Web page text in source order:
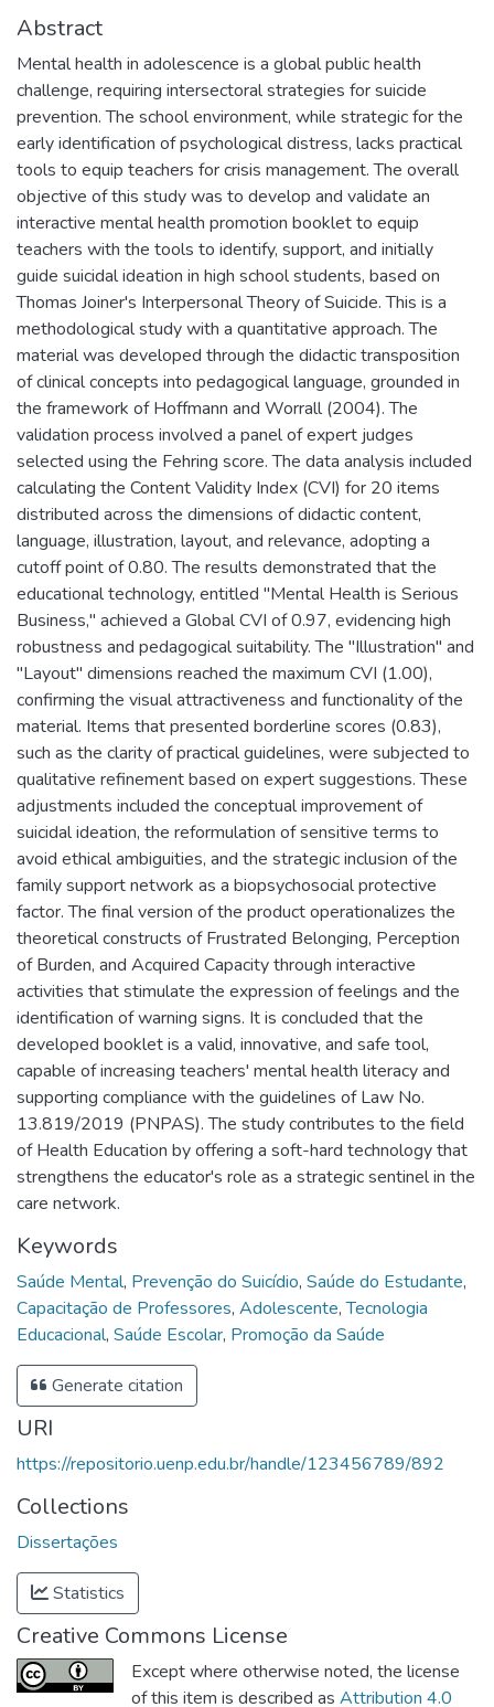
Abstract
Mental health in adolescence is a global public health
challenge, requiring intersectoral strategies for suicide
prevention. The school environment, while strategic for the
early identification of psychological distress, lacks practical
tools to equip teachers for crisis management. The overall
objective of this study was to develop and validate an
interactive mental health promotion booklet to equip
teachers with the tools to identify, support, and initially
guide suicidal ideation in high school students, based on
Thomas Joiner's Interpersonal Theory of Suicide. This is a
methodological study with a quantitative approach. The
material was developed through the didactic transposition
of clinical concepts into pedagogical language, grounded in
the framework of Hoffmann and Worrall (2004). The
validation process involved a panel of expert judges
selected using the Fehring score. The data analysis included
calculating the Content Validity Index (CVI) for 20 items
distributed across the dimensions of didactic content,
language, illustration, layout, and relevance, adopting a
cutoff point of 0.80. The results demonstrated that the
educational technology, entitled "Mental Health is Serious
Business," achieved a Global CVI of 0.97, evidencing high
robustness and pedagogical suitability. The "Illustration" and
"Layout" dimensions reached the maximum CVI (1.00),
confirming the visual attractiveness and functionality of the
material. Items that presented borderline scores (0.83),
such as the clarity of practical guidelines, were subjected to
qualitative refinement based on expert suggestions. These
adjustments included the conceptual improvement of
suicidal ideation, the reformulation of sensitive terms to
avoid ethical ambiguities, and the strategic inclusion of the
family support network as a biopsychosocial protective
factor. The final version of the product operationalizes the
theoretical constructs of Frustrated Belonging, Perception
of Burden, and Acquired Capacity through interactive
activities that stimulate the expression of feelings and the
identification of warning signs. It is concluded that the
developed booklet is a valid, innovative, and safe tool,
capable of increasing teachers' mental health literacy and
supporting compliance with the guidelines of Law No.
13.819/2019 (PNPAS). The study contributes to the field
of Health Education by offering a soft-hard technology that
strengthens the educator's role as a strategic sentinel in the
care network.
Keywords
Saúde Mental, Prevenção do Suicídio, Saúde do Estudante,
Capacitação de Professores, Adolescente,Tecnologia
Educacional, Saúde Escolar, Promoção da Saúde
Generate citation
URI
https://repositorio.uenp.edu.br/handle/123456789/892
Collections
Dissertações
Statistics
Creative Commons License
Except where otherwise noted, the license
of this item is described as Attribution 4.0